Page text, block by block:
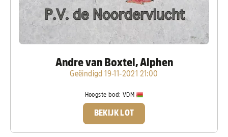
Andre van Boxtel, Alphen
Geëindigd 19-11-2021 21:00
Hoogste bod: VDM
BEKIJK LOT